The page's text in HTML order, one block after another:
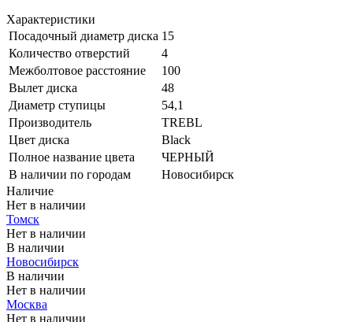
Характеристики
Посадочный диаметр диска 15
Количество отверстий
4
Межболтовое расстояние
100
Вылет диска
48
Диаметр ступицы
54,1
Производитель
TREBL
Цвет диска
Black
Полное название цвета
ЧЕРНЫЙ
В наличии по городам
Новосибирск
Наличие
Нет в наличии
Томск
Нет в наличии
В наличии
Новосибирск
В наличии
Нет в наличии
Москва
Нет в наличии